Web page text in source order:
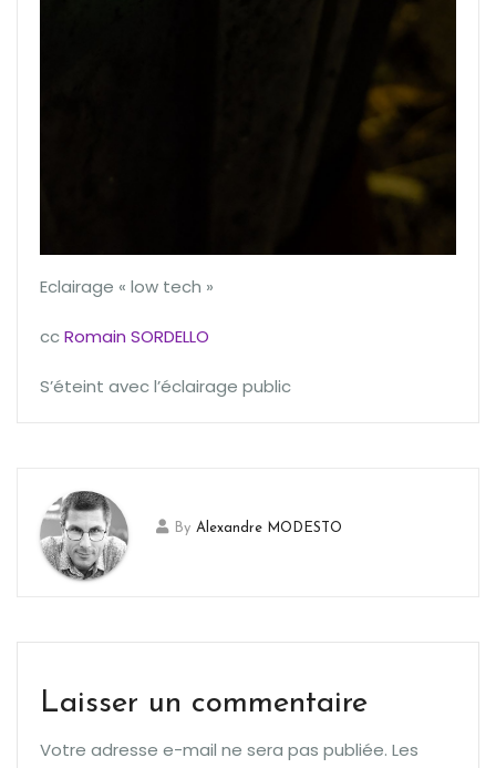
Eclairage « low tech »
ccRomain SORDELLO
S’éteint avec l’éclairage public
By Alexandre MODESTO
Laisser un commentaire
Votre adresse e-mail ne sera pas publiée. Les